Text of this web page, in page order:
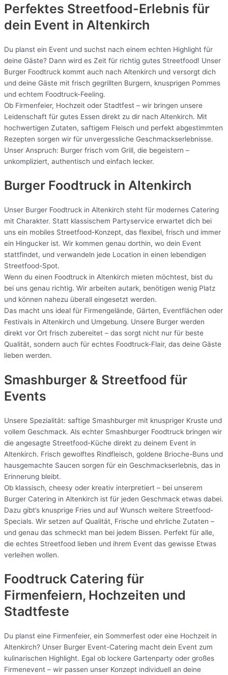
Perfektes Streetfood-Erlebnis für
dein Event in Altenkirch
Du planst ein Event und suchst nach einem echten Highlight für
deine Gäste? Dann wird es Zeit für richtig gutes Streetfood! Unser
Burger Foodtruck kommt auch nach Altenkirch und versorgt dich
und deine Gäste mit frisch gegrillten Burgern, knusprigen Pommes
und echtem Foodtruck-Feeling.
Ob Firmenfeier, Hochzeit oder Stadtfest – wir bringen unsere
Leidenschaft für gutes Essen direkt zu dir nach Altenkirch. Mit
hochwertigen Zutaten, saftigem Fleisch und perfekt abgestimmten
Rezepten sorgen wir für unvergessliche Geschmackserlebnisse.
Unser Anspruch: Burger frisch vom Grill, die begeistern –
unkompliziert, authentisch und einfach lecker.
Burger Foodtruck in Altenkirch
Unser Burger Foodtruck in Altenkirch steht für modernes Catering
mit Charakter. Statt klassischem Partyservice erwartet dich bei
uns ein mobiles Streetfood-Konzept, das flexibel, frisch und immer
ein Hingucker ist. Wir kommen genau dorthin, wo dein Event
stattfindet, und verwandeln jede Location in einen lebendigen
Streetfood-Spot.
Wenn du einen Foodtruck in Altenkirch mieten möchtest, bist du
bei uns genau richtig. Wir arbeiten autark, benötigen wenig Platz
und können nahezu überall eingesetzt werden.
Das macht uns ideal für Firmengelände, Gärten, Eventflächen oder
Festivals in Altenkirch und Umgebung. Unsere Burger werden
direkt vor Ort frisch zubereitet – das sorgt nicht nur für beste
Qualität, sondern auch für echtes Foodtruck-Flair, das deine Gäste
lieben werden.
Smashburger & Streetfood für
Events
Unsere Spezialität: saftige Smashburger mit knuspriger Kruste und
vollem Geschmack. Als echter Smashburger Foodtruck bringen wir
die angesagte Streetfood-Küche direkt zu deinem Event in
Altenkirch. Frisch gewolftes Rindfleisch, goldene Brioche-Buns und
hausgemachte Saucen sorgen für ein Geschmackserlebnis, das in
Erinnerung bleibt.
Ob klassisch, cheesy oder kreativ interpretiert – bei unserem
Burger Catering in Altenkirch ist für jeden Geschmack etwas dabei.
Dazu gibt’s knusprige Fries und auf Wunsch weitere Streetfood-
Specials. Wir setzen auf Qualität, Frische und ehrliche Zutaten –
und genau das schmeckt man bei jedem Bissen. Perfekt für alle,
die echtes Streetfood lieben und ihrem Event das gewisse Etwas
verleihen wollen.
Foodtruck Catering für
Firmenfeiern, Hochzeiten und
Stadtfeste
Du planst eine Firmenfeier, ein Sommerfest oder eine Hochzeit in
Altenkirch? Unser Burger Event-Catering macht dein Event zum
kulinarischen Highlight. Egal ob lockere Gartenparty oder großes
Firmenevent – wir passen unser Konzept individuell an deine